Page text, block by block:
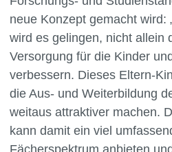
neue Konzept gemacht wird:
wird es gelingen, nicht allein
Versorgung für die Kinder
verbessern. Dieses Eltern-
die Aus- und Weiterbildung
weitaus attraktiver machen.
kann damit ein viel